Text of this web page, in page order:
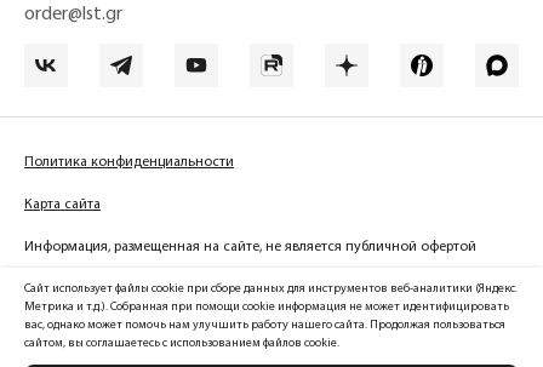
order@lst.gr
Политика конфиденциальности
Карта сайта
Информация, размещенная на сайте, не является публичной офертой
Официальный сайт компании
Lightstar Group™
Сайт использует файлы cookie при сборе данных для инструментов веб-аналитики (Яндекс.
Метрика и т.д.). Собранная при помощи cookie информация не может идентифицировать
вас, однако может помочь нам улучшить работу нашего сайта. Продолжая пользоваться
сайтом, вы соглашаетесь с использованием файлов cookie.